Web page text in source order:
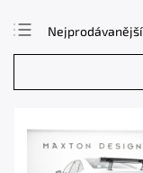
Nejprodávanější
Nejlevnější
Nejdražší